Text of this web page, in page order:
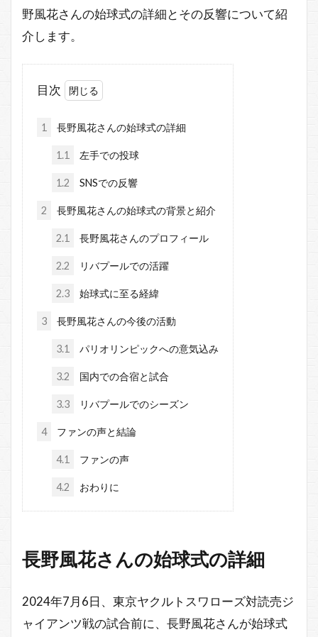
野風花さんの始球式の詳細とその反響について紹
介します。
目次
1 長野風花さんの始球式の詳細
1.1 左手での投球
1.2 SNSでの反響
2 長野風花さんの始球式の背景と紹介
2.1 長野風花さんのプロフィール
2.2 リバプールでの活躍
2.3 始球式に至る経緯
3 長野風花さんの今後の活動
3.1 パリオリンピックへの意気込み
3.2 国内での合宿と試合
3.3 リバプールでのシーズン
4 ファンの声と結論
4.1 ファンの声
4.2 おわりに
長野風花さんの始球式の詳細
2024年7月6日、東京ヤクルトスワローズ対読売ジ
ャイアンツ戦の試合前に、長野風花さんが始球式